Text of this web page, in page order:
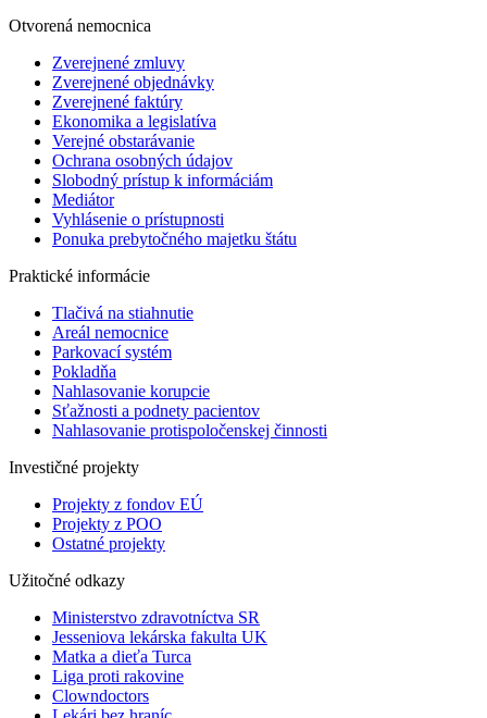
Otvorená nemocnica
Zverejnené zmluvy
Zverejnené objednávky
Zverejnené faktúry
Ekonomika a legislatíva
Verejné obstarávanie
Ochrana osobných údajov
Slobodný prístup k informáciám
Mediátor
Vyhlásenie o prístupnosti
Ponuka prebytočného majetku štátu
Praktické informácie
Tlačivá na stiahnutie
Areál nemocnice
Parkovací systém
Pokladňa
Nahlasovanie korupcie
Sťažnosti a podnety pacientov
Nahlasovanie protispoločenskej činnosti
Investičné projekty
Projekty z fondov EÚ
Projekty z POO
Ostatné projekty
Užitočné odkazy
Ministerstvo zdravotníctva SR
Jesseniova lekárska fakulta UK
Matka a dieťa Turca
Liga proti rakovine
Clowndoctors